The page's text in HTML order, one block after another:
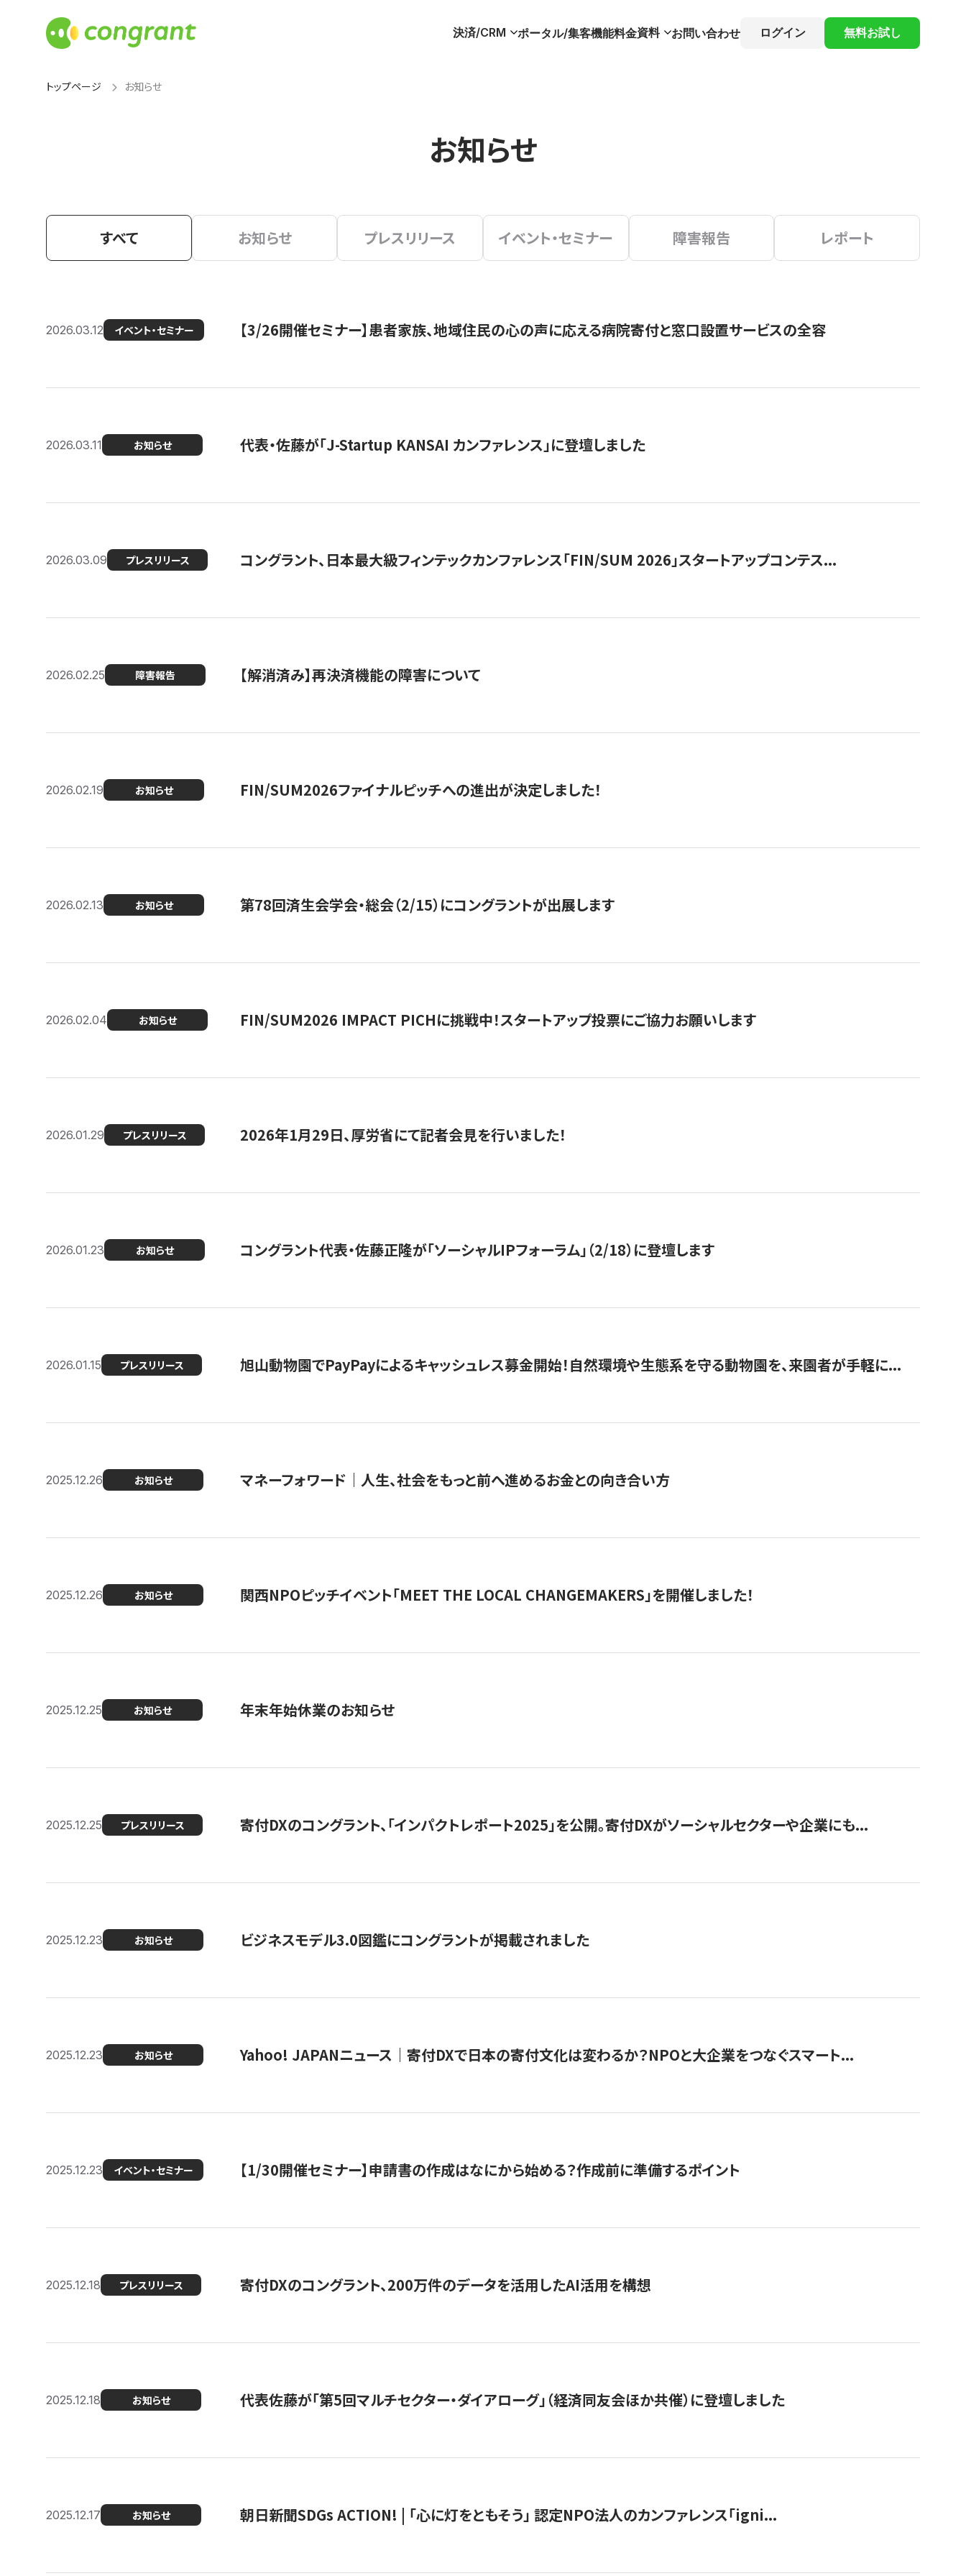
決済/CRM ポータル/集客機能料金資料 お問い合わせ ログイン 無料お試し
トップページ お知らせ
お知らせ
すべて お知らせ プレスリリース イベント・セミナー 障害報告 レポート
2026.03.12 イベント・セミナー 【3/26開催セミナー】患者家族、地域住民の心の声に応える病院寄付と窓口設置サービスの全容
2026.03.11 お知らせ 代表・佐藤が「J-Startup KANSAI カンファレンス」に登壇しました
2026.03.09 プレスリリース コングラント、日本最大級フィンテックカンファレンス「FIN/SUM 2026」スタートアップコンテス...
2026.02.25 障害報告 【解消済み】再決済機能の障害について
2026.02.19 お知らせ FIN/SUM2026ファイナルピッチへの進出が決定しました！
2026.02.13 お知らせ 第78回済生会学会・総会（2/15）にコングラントが出展します
2026.02.04 お知らせ FIN/SUM2026 IMPACT PICHに挑戦中！スタートアップ投票にご協力お願いします
2026.01.29 プレスリリース 2026年1月29日、厚労省にて記者会見を行いました！
2026.01.23 お知らせ コングラント代表・佐藤正隆が「ソーシャルIPフォーラム」（2/18）に登壇します
2026.01.15 プレスリリース 旭山動物園でPayPayによるキャッシュレス募金開始！自然環境や生態系を守る動物園を、来園者が手軽に...
2025.12.26 お知らせ マネーフォワード｜人生、社会をもっと前へ進めるお金との向き合い方
2025.12.26 お知らせ 関西NPOピッチイベント「MEET THE LOCAL CHANGEMAKERS」を開催しました！
2025.12.25 お知らせ 年末年始休業のお知らせ
2025.12.25 プレスリリース 寄付DXのコングラント、「インパクトレポート2025」を公開。寄付DXがソーシャルセクターや企業にも...
2025.12.23 お知らせ ビジネスモデル3.0図鑑にコングラントが掲載されました
2025.12.23 お知らせ Yahoo! JAPANニュース｜寄付DXで日本の寄付文化は変わるか？NPOと大企業をつなぐスマート...
2025.12.23 イベント・セミナー 【1/30開催セミナー】申請書の作成はなにから始める？作成前に準備するポイント
2025.12.18 プレスリリース 寄付DXのコングラント、200万件のデータを活用したAI活用を構想
2025.12.18 お知らせ 代表佐藤が「第5回マルチセクター・ダイアローグ」（経済同友会ほか共催）に登壇しました
2025.12.17 お知らせ 朝日新聞SDGs ACTION! | 「心に灯をともそう」 認定NPO法人のカンファレンス「igni...